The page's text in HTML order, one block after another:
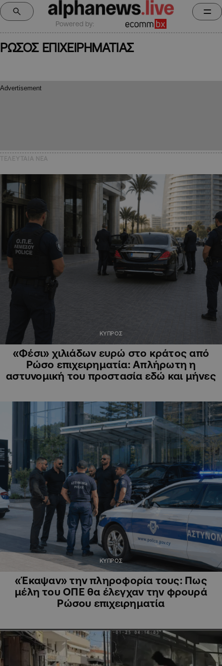
Powered by:
ΡΩΣΟΣ ΕΠΙΧΕΙΡΗΜΑΤΙΑΣ
ΚΥΠΡΟΣ
«Φέσι» χιλιάδων ευρώ στο κράτος από
Ρώσο επιχειρηματία: Απλήρωτη η
αστυνομική του προστασία εδώ και μήνες
ΚΥΠΡΟΣ
«Έκαψαν» την πληροφορία τους: Πως
μέλη του ΟΠΕ θα έλεγχαν την φρουρά
Ρώσου επιχειρηματία